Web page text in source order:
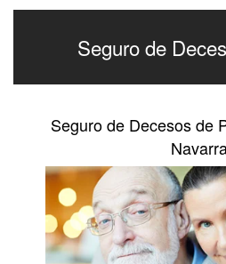
Seguro de
Seguro de Decesos de